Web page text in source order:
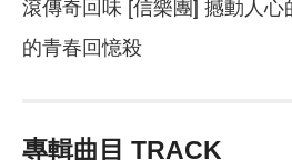
滾傳奇回味 [信樂團] 撼動人
的青春回憶殺
專輯曲目 TRACK